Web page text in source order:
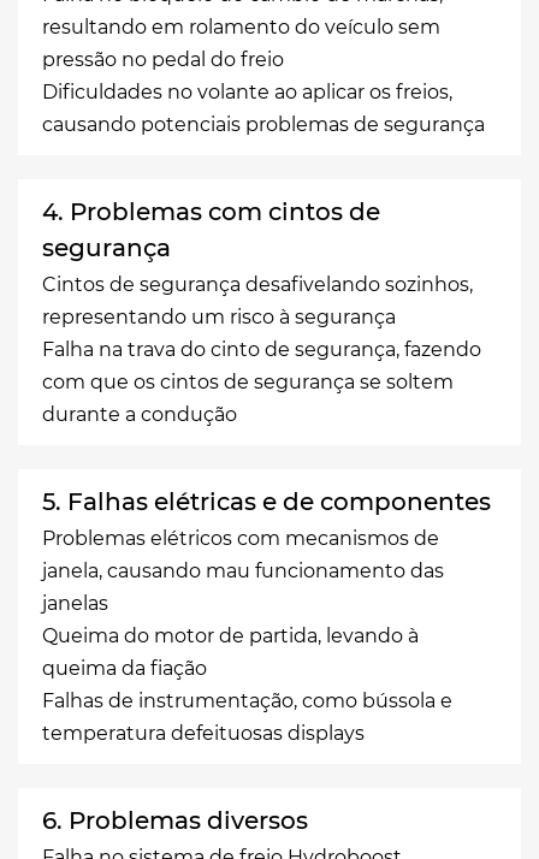
resultando em rolamento do veículo sem
pressão no pedal do freio
Dificuldades no volante ao aplicar os freios,
causando potenciais problemas de segurança
4. Problemas com cintos de
segurança
Cintos de segurança desafivelando sozinhos,
representando um risco à segurança
Falha na trava do cinto de segurança, fazendo
com que os cintos de segurança se soltem
durante a condução
5. Falhas elétricas e de componentes
Problemas elétricos com mecanismos de
janela, causando mau funcionamento das
janelas
Queima do motor de partida, levando à
queima da fiação
Falhas de instrumentação, como bússola e
temperatura defeituosas displays
6. Problemas diversos